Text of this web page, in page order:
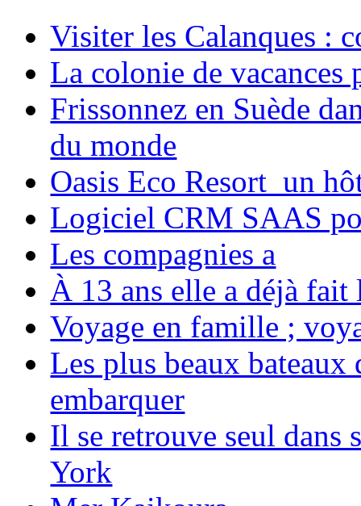
Visiter les Calanques :
La colonie de vacances
Frissonnez en Suède
du monde
Oasis Eco Resort un
Logiciel CRM SAAS
Les compagnies a
À 13 ans elle a déjà
Voyage en famille ;
Les plus beaux bateaux
embarquer
Il se retrouve seul dans
York